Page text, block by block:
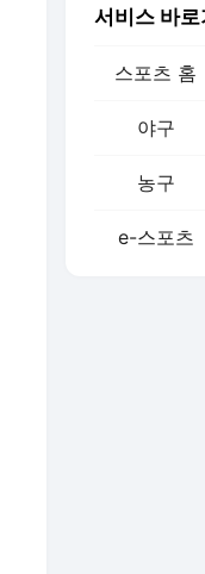
서비스 바로
스포츠 홈
야구
농구
e-스포츠